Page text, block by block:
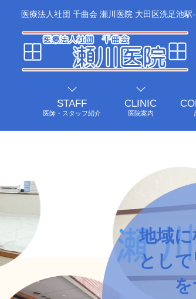
医療法人社団 千曲会 瀬川医院 大田区洗足池
STAFF
医師・スタッフ紹介
CLINIC
医院案内
地域
とし
を